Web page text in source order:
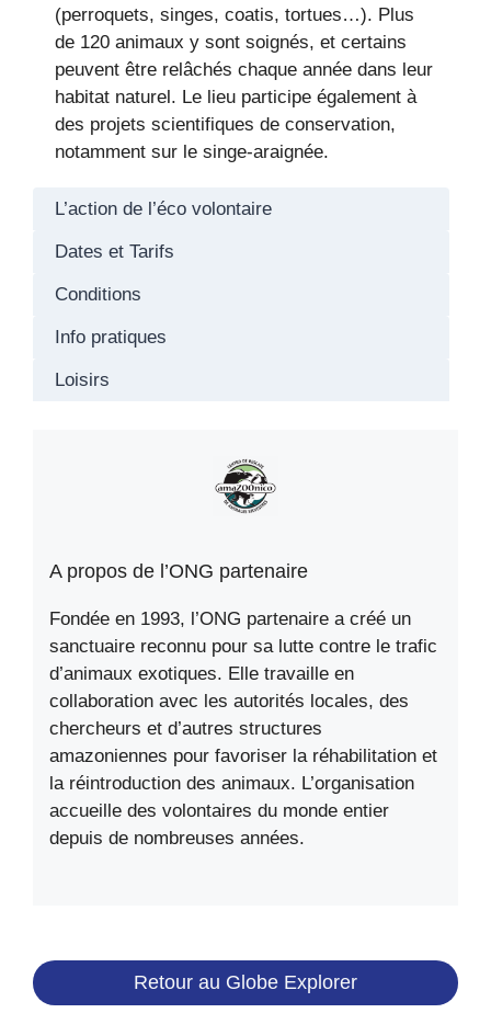
(perroquets, singes, coatis, tortues…). Plus
de 120 animaux y sont soignés, et certains
peuvent être relâchés chaque année dans leur
habitat naturel. Le lieu participe également à
des projets scientifiques de conservation,
notamment sur le singe-araignée.
L’action de l’éco volontaire
Dates et Tarifs
Conditions
Info pratiques
Loisirs
A propos de l’ONG partenaire
Fondée en 1993, l’ONG partenaire a créé un
sanctuaire reconnu pour sa lutte contre le trafic
d’animaux exotiques. Elle travaille en
collaboration avec les autorités locales, des
chercheurs et d’autres structures
amazoniennes pour favoriser la réhabilitation et
la réintroduction des animaux. L’organisation
accueille des volontaires du monde entier
depuis de nombreuses années.
Retour au Globe Explorer